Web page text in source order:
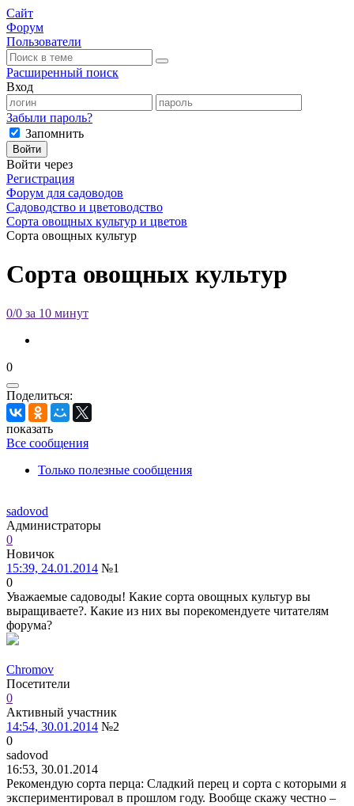
Сайт
Форум
Пользователи
Расширенный поиск
Вход
Забыли пароль?
Запомнить
Войти
Войти через
Регистрация
Форум для садоводов
Садоводство и цветоводство
Сорта овощных культур и цветов
Сорта овощных культур
Сорта овощных культур
0/0 за 10 минут
0
Поделиться:
показать
Все сообщения
Только полезные сообщения
sadovod
Администраторы
0
Новичок
15:39, 24.01.2014 №1
0
Уважаемые садоводы! Какие сорта овощных культур вы
выращиваете?. Какие из них вы порекомендуете читателям
форума?
Chromov
Посетители
0
Активный участник
14:54, 30.01.2014 №2
0
sadovod
16:53, 30.01.2014
Рекомендую сорта перца: Сладкий перец и сорта с которыми я
экспериментировал в прошлом году. Вообще скажу честно –